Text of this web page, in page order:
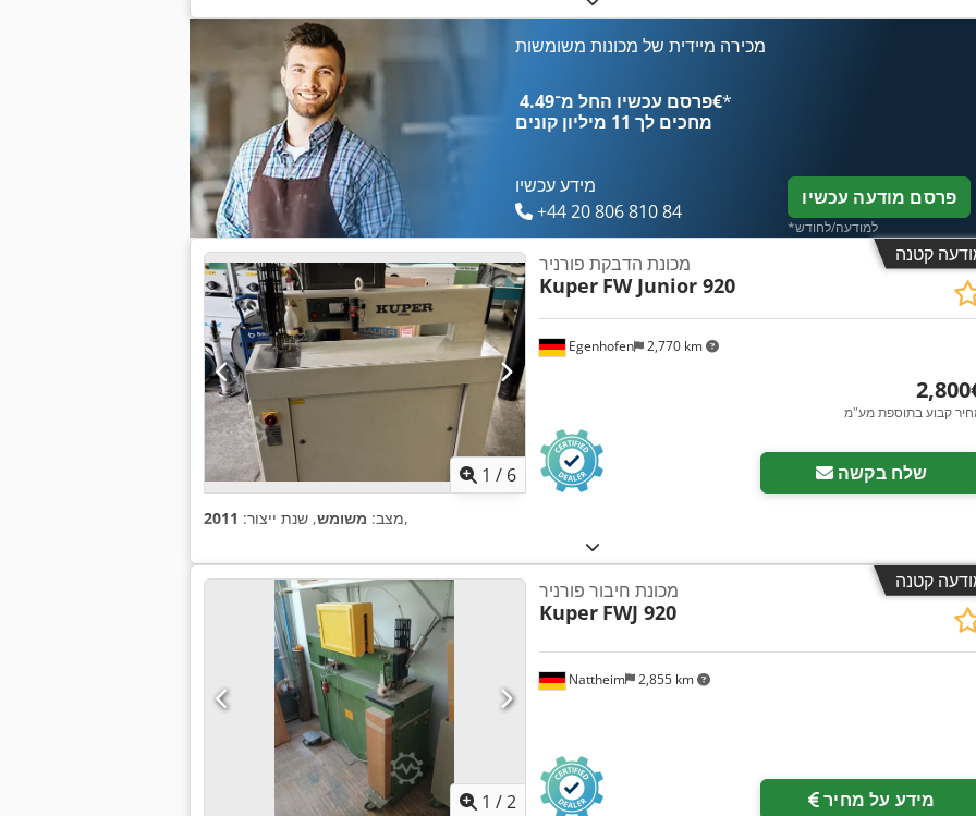
מכירה מיידית של מכונות משומשות
פרסם עכשיו החל מ־‏4.49 ‏€*
מחכים לך 11 מיליון קונים
מידע עכשיו
+44 20 806 810 84
פרסם מודעה עכשיו
*למודעה/לחודש
קטנה
1 / 6
Egenhofen 2,770 km
מכונת הדבקת פורניר
Kuper FW Junior 920
קבוע בתוספת מע"מ
שלח בקשה
מצב: משומש, שנת ייצור: 2011 ,
קטנה
1 /2
Nattheim 2,855 km
מכונת חיבור פורניר
Kuper FWJ 920
מידע על מחיר